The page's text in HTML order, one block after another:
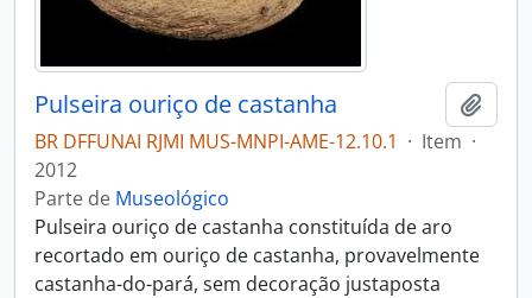
Pulseira ouriço de castanha
BR DFFUNAI RJMI MUS-MNPI-AME-12.10.1 · Item ·
2012
Parte de Museológico
Pulseira ouriço de castanha constituída de aro
recortado em ouriço de castanha, provavelmente
castanha-do-pará, sem decoração justaposta